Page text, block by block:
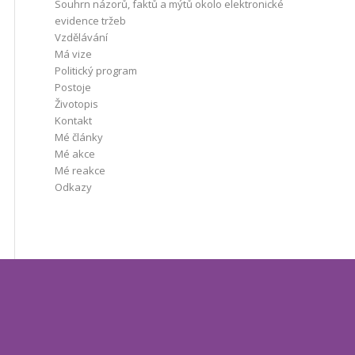
Souhrn názorů, faktů a mýtů okolo elektronické
evidence tržeb
Vzdělávání
Má vize
Politický program
Postoje
Životopis
Kontakt
Mé články
Mé akce
Mé reakce
Odkazy